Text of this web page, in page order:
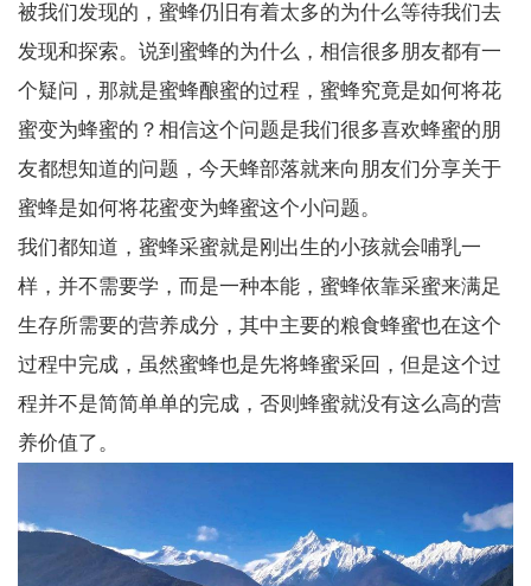
被我们发现的，蜜蜂仍旧有着太多的为什么等待我们去
发现和探索。说到蜜蜂的为什么，相信很多朋友都有一
个疑问，那就是蜜蜂酿蜜的过程，蜜蜂究竟是如何将花
蜜变为蜂蜜的？相信这个问题是我们很多喜欢蜂蜜的朋
友都想知道的问题，今天蜂部落就来向朋友们分享关于
蜜蜂是如何将花蜜变为蜂蜜这个小问题。
我们都知道，蜜蜂采蜜就是刚出生的小孩就会哺乳一
样，并不需要学，而是一种本能，蜜蜂依靠采蜜来满足
生存所需要的营养成分，其中主要的粮食蜂蜜也在这个
过程中完成，虽然蜜蜂也是先将蜂蜜采回，但是这个过
程并不是简简单单的完成，否则蜂蜜就没有这么高的营
养价值了。